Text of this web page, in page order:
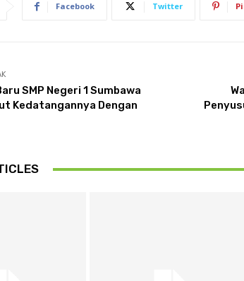
Facebook Twitter
SMP Negeri 1 Sumbawa
Kedatangannya Dengan